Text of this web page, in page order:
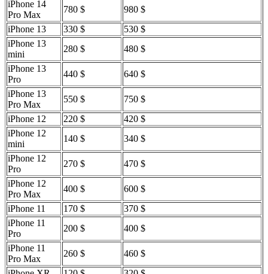
iPhone 14
Pro Max
780 $
980 $
iPhone 13
330 $
530 $
iPhone 13
mini
280 $
480 $
iPhone 13
Pro
440 $
640 $
iPhone 13
Pro Max
550 $
750 $
iPhone 12
220 $
420 $
iPhone 12
mini
140 $
340 $
iPhone 12
Pro
270 $
470 $
iPhone 12
Pro Max
400 $
600 $
iPhone 11
170 $
370 $
iPhone 11
Pro
200 $
400 $
iPhone 11
Pro Max
260 $
460 $